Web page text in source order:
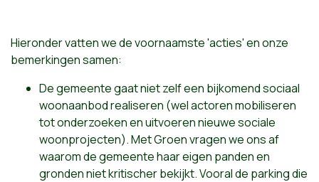
Hieronder vatten we de voornaamste 'acties' en onze
bemerkingen samen:
De gemeente gaat niet zelf een bijkomend sociaal
woonaanbod realiseren (wel actoren mobiliseren
tot onderzoeken en uitvoeren nieuwe sociale
woonprojecten). Met Groen vragen we ons af
waarom de gemeente haar eigen panden en
gronden niet kritischer bekijkt. Vooral de parking die